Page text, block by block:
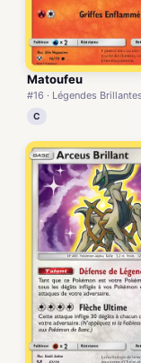
Matoufeu
#16 · Légendes Brillantes
C